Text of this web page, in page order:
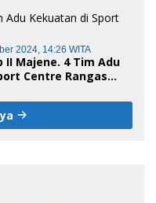
2024, 14:26 WITA
II Majene. 4 Tim Adu
Centre Rangas